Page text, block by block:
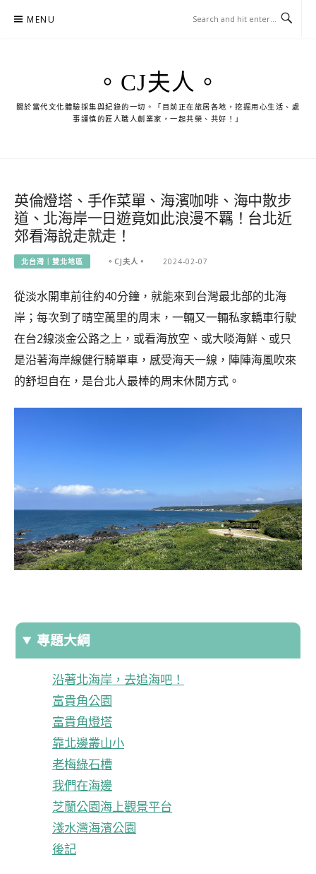
MENU
。CJ夫人。
關於當代文化體驗採集與紀錄的一切。「目前正在旅居各地，挖掘用心生活、處
事謹慎的匠人職人創業家，一起共榮、共好！」
英倫燈塔、手作菜單、海濱咖啡、海中散步
道、北海岸一日遊竟如此浪漫不羈！台北近
郊看海說走就走！
北台灣｜雙北地區 。CJ夫人。 2024-02-07
從淡水開車前往約40分鐘，就能來到台灣最北部的北海
岸；每次到了晴空萬里的周末，一輛又一輛私家轎車行駛
在台2線淡金公路之上，或看海放空、或大啖海鮮、或只
是沿著海岸線健行騎單車，感受海天一線，陣陣海風吹來
的舒坦自在，是台北人最棒的周末休閒方式。
專題大綱
沿著北海岸，去追海吧！
富貴角公園
富貴角燈塔
靠北邊叢山小
老梅綠石槽
我們在海邊
芝蘭公園海上觀景平台
淺水灣海濱公園
後記